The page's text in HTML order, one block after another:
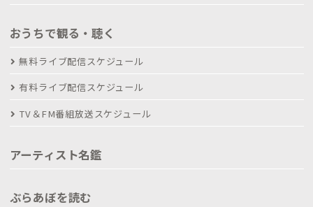
おうちで観る・聴く
無料ライブ配信スケジュール
有料ライブ配信スケジュール
TV＆FM番組放送スケジュール
アーティスト名鑑
ぶらあぼを読む